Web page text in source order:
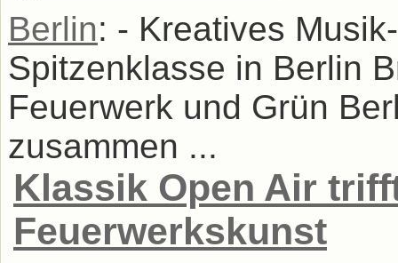
Berlin: - Kreatives
Spitzenklasse in Berlin
Feuerwerk und Grün
zusammen ...
Klassik Open Air
Feuerwerkskunst